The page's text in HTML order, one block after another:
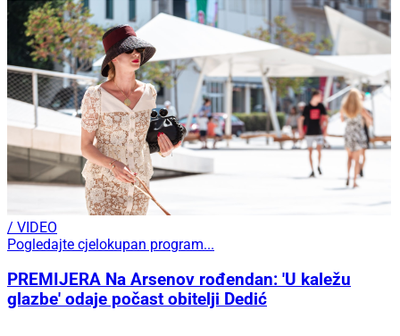
/ VIDEO
Pogledajte cjelokupan program...
PREMIJERA Na Arsenov rođendan: 'U kaležu
glazbe' odaje počast obitelji Dedić